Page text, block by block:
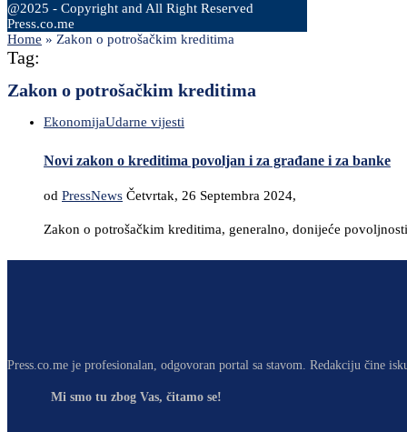
@2025 - Copyright and All Right Reserved
Press.co.me
Home » Zakon o potrošačkim kreditima
Tag:
Zakon o potrošačkim kreditima
EkonomijaUdarne vijesti
Novi zakon o kreditima povoljan i za građane i za banke
od PressNews Četvrtak, 26 Septembra 2024,
Zakon o potrošačkim kreditima, generalno, donijeće
Press.co.me je profesionalan, odgovoran portal sa stavom. Redakciju čine
Mi smo tu zbog Vas, čitamo se!